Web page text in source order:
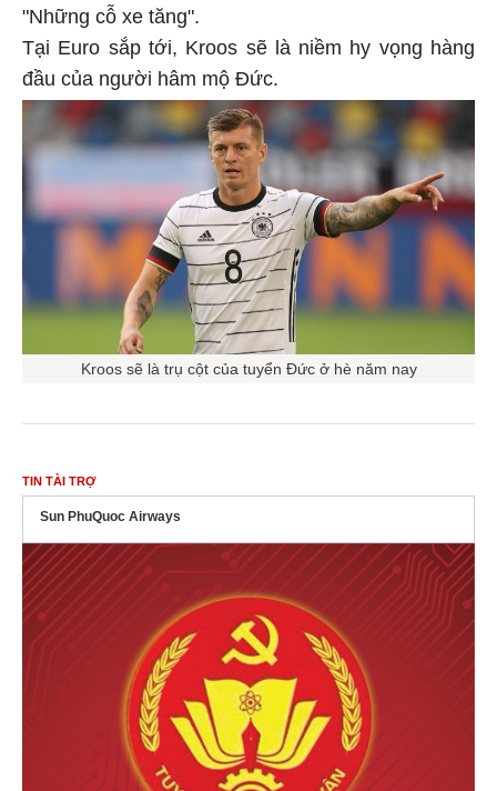
"Những cỗ xe tăng".
Tại Euro sắp tới, Kroos sẽ là niềm hy vọng hàng
đầu của người hâm mộ Đức.
Kroos sẽ là trụ cột của tuyển Đức ở hè năm nay
TIN TÀI TRỢ
Sun PhuQuoc Airways